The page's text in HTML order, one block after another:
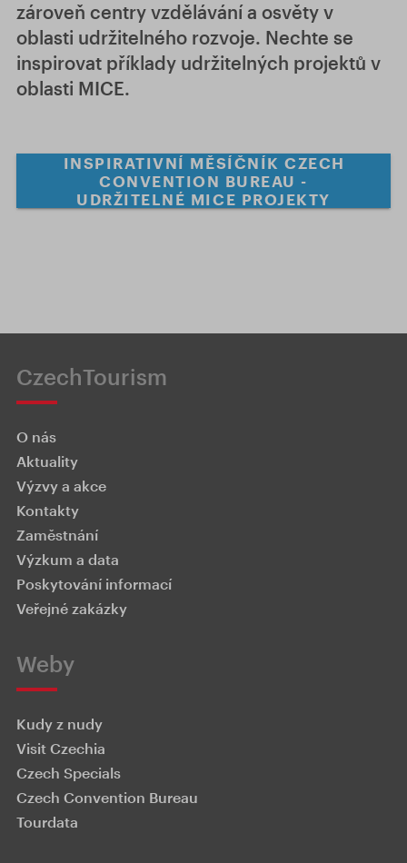
zároveň centry vzdělávání a osvěty v
oblasti udržitelného rozvoje. Nechte se
inspirovat příklady udržitelných projektů v
oblasti MICE.
INSPIRATIVNÍ MĚSÍČNÍK CZECH
CONVENTION BUREAU -
UDRŽITELNÉ MICE PROJEKTY
CzechTourism
O nás
Aktuality
Výzvy a akce
Kontakty
Zaměstnání
Výzkum a data
Poskytování informací
Veřejné zakázky
Weby
Kudy z nudy
Visit Czechia
Czech Specials
Czech Convention Bureau
Tourdata